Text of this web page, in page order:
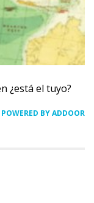
¿está el tuyo?
POWERED BY ADDOOR